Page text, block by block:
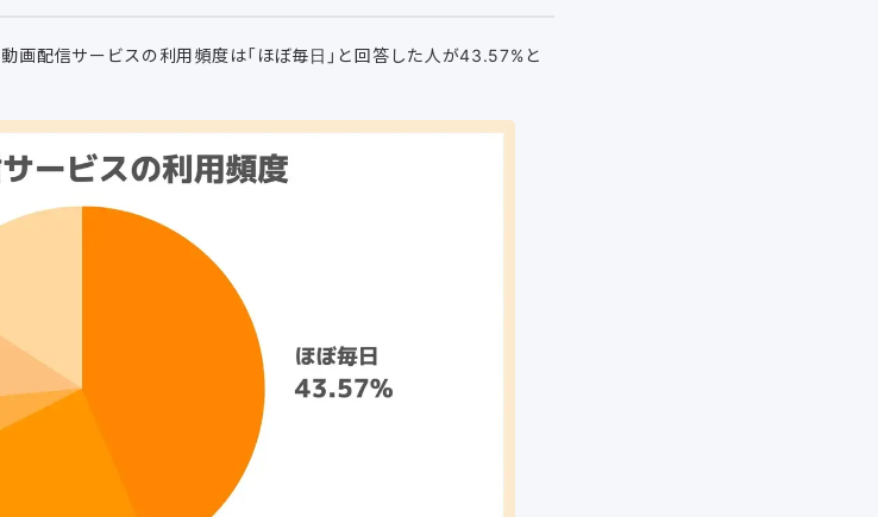
画配信サービスの利用頻度は「ほぼ毎日」と回答した人が43.57%と